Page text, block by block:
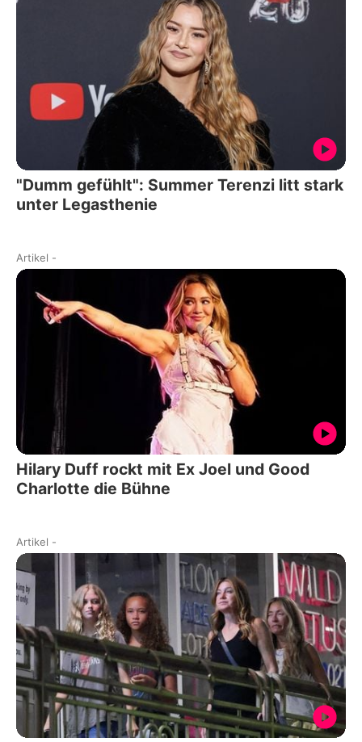
"Dumm gefühlt": Summer Terenzi litt stark
unter Legasthenie
Artikel -
Hilary Duff rockt mit Ex Joel und Good
Charlotte die Bühne
Artikel -